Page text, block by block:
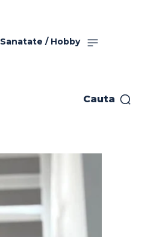
Sanatate / Hobby
Cauta